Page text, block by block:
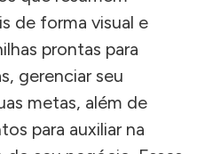
de forma visual e
prontas para
gerenciar seu
metas, além de
para auxiliar na